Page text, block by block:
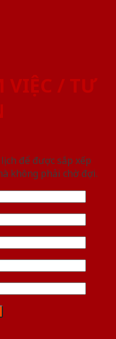
VIỆC / TƯ
để được sắp xếp
không phải chờ đợi.